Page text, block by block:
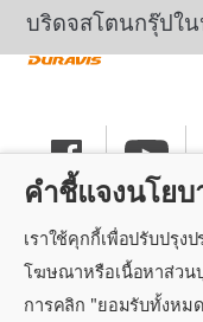
คำชี้แจงนโย
เราใช้คุกกี้เพื่อปรับปรุง
โฆษณาหรือเนื้อหาส่วน
การคลิก "ยอมรับทั้งหม
ยางรถ SUV/CUV/4x4
ยางรถบรรทุกและรถโดยสาร
แค็ตตาล็อกยางรถยนต์
ยางสปอร์ตสมรรถนะสูง
ยางรถยนต์ประหยัดน้ำมัน
ยางรถออฟโรด
ยางรันแฟลต
ติดต่อเรา
คำแนะนำทั่วไปเกี่ยวกับการใช้
นโยบายความเป็นส่วนตัว
ถอนความยินยอม
บริดจสโตนกรุ๊ปใน
ข่าวประชาสัมพันธ์
ร่วมงานกับบริดจสโตน
ศูนย์บริการค็อกพิท